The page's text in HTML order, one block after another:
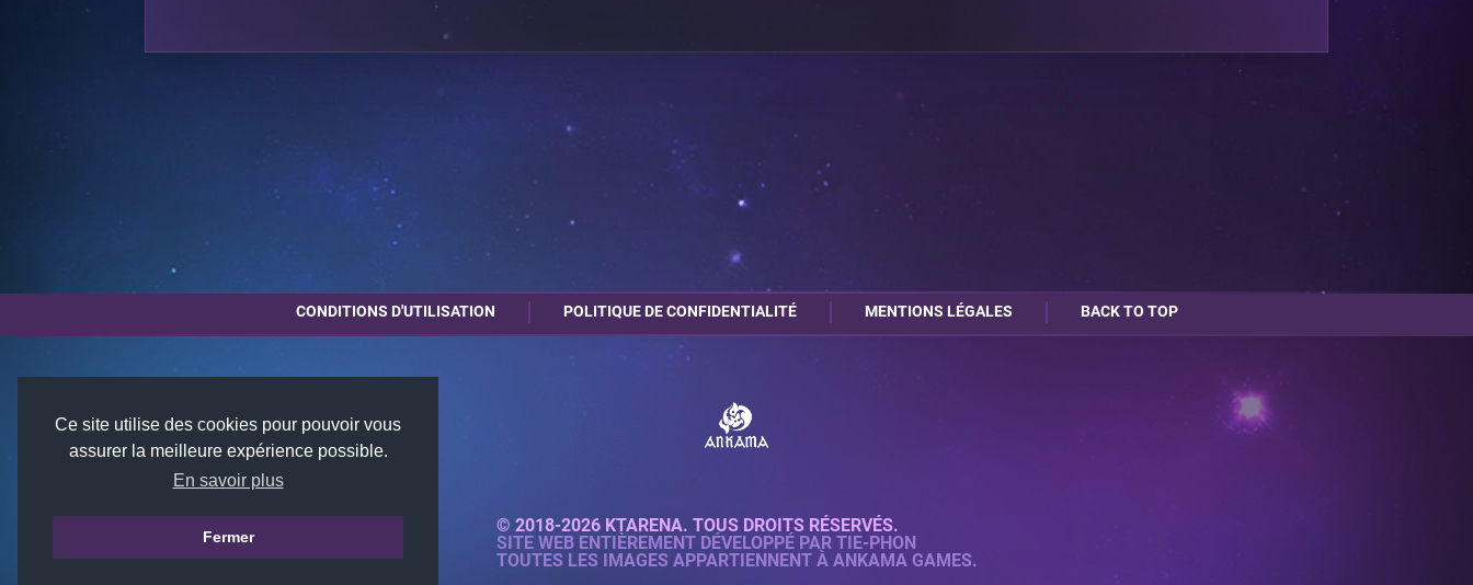
Ce site utilise des cookies pour pouvoir vous
assurer la meilleure expérience possible.
En savoir plus
Fermer
CONDITIONS D'UTILISATION POLITIQUE DE CONFIDENTIALITÉ MENTIONS LÉGALES BACK TO TOP
© 2018-2026 KTARENA. TOUS DROITS RÉSERVÉS.
SITE WEB ENTIÈREMENT DÉVELOPPÉ PAR TIE-PHON
TOUTES LES IMAGES APPARTIENNENT À ANKAMA GAMES.